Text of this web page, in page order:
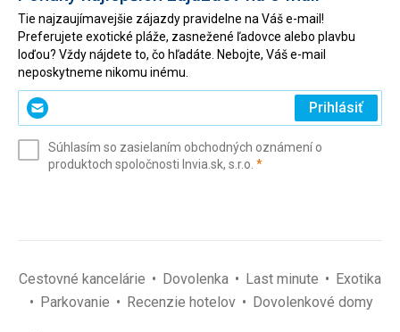
Tie najzaujímavejšie zájazdy pravidelne na Váš e-mail!
Preferujete exotické pláže, zasnežené ľadovce alebo plavbu
loďou? Vždy nájdete to, čo hľadáte. Nebojte, Váš e-mail
neposkytneme nikomu inému.
Zadajte
svoj
(povinné)
Prihlásiť
Súhlasím so zasielaním obchodných oznámení o
produktoch spoločnosti Invia.sk, s.r.o. *(povinné)
Cestovné kancelárie Dovolenka Last minute
Exotika
Parkovanie
Recenzie hotelov Dovolenkové domy